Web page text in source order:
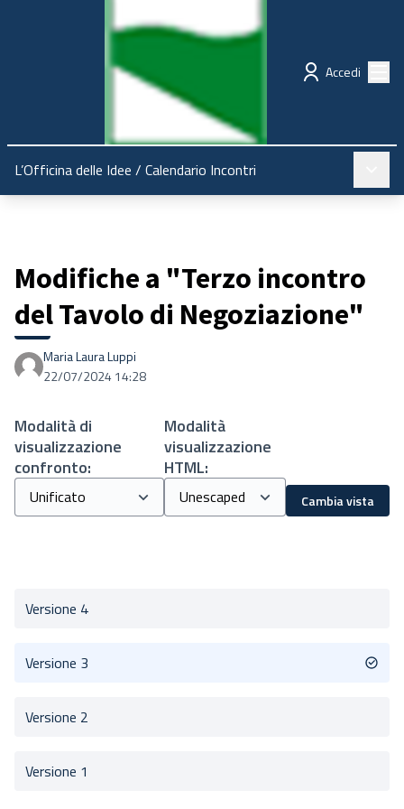
Regione Emilia-Romagna Partecipazione
Accedi
L’Officina delle Idee / Calendario Incontri
Modifiche a "Terzo incontro
del Tavolo di Negoziazione"
Maria Laura Luppi
22/07/2024 14:28
Modalità di
visualizzazione
confronto:
Modalità
visualizzazione
HTML:
Cambia vista
Versione 4
Versione 3
Versione 2
Versione 1